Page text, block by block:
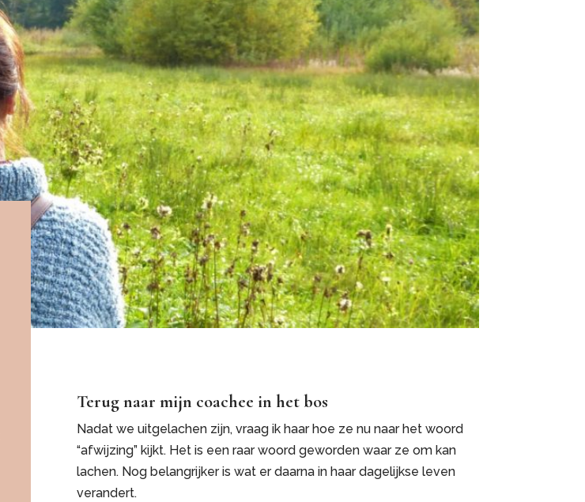
Terug naar mijn coachee in het bos
Nadat we uitgelachen zijn, vraag ik haar hoe ze nu naar het woord
“afwijzing” kijkt. Het is een raar woord geworden waar ze om kan
lachen. Nog belangrijker is wat er daarna in haar dagelijkse leven
verandert.